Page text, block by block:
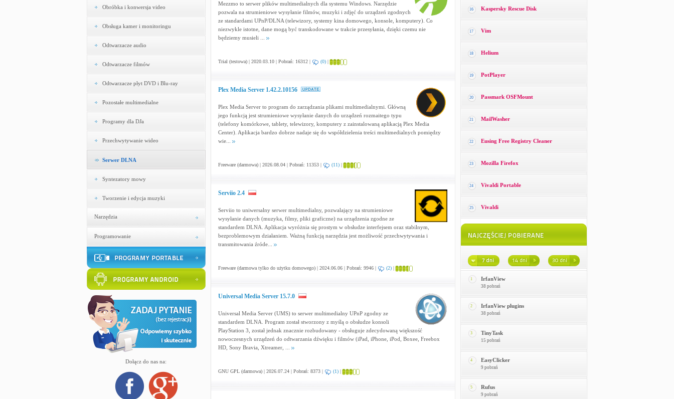
Obróbka i konwersja video
Obsługa kamer i monitoringu
Odtwarzacze audio
Odtwarzacze filmów
Odtwarzacze płyt DVD i Blu-ray
Pozostałe multimedialne
Programy dla DJa
Przechwytywanie wideo
Serwer DLNA
Syntezatory mowy
Tworzenie i edycja muzyki
Narzędzia
Programowanie
Dołącz do nas na:
Mezzmo to serwer plików multimedialnych dla systemu Windows. Narzędzie
pozwala na strumieniowe wysyłanie filmów, muzyki i zdjęć do urządzeń zgodnych
ze standardami UPnP/DLNA (telewizory, systemy kina domowego, konsole, komputery). Co
niezwykle istotne, dane mogą być transkodowane w trakcie przesyłania, dzięki czemu nie
będziemy musieli ...
Trial (testowa) | 2020.03.10 | Pobrań: 16312 | (0)|
Plex Media Server 1.42.2.10156
Plex Media Server to program do zarządzania plikami multimedialnymi. Główną
jego funkcją jest strumieniowe wysyłanie danych do urządzeń rozmaitego typu
(telefony komórkowe, tablety, telewizory, komputery z zainstalowaną aplikacją Plex Media
Center). Aplikacja bardzo dobrze nadaje się do współdzielenia treści multimedialnych pomiędzy
wie...
Freeware (darmowa) | 2026.08.04 | Pobrań: 11353 | (11)|
Serviio 2.4
Serviio to uniwersalny serwer multimedialny, pozwalający na strumieniowe
wysyłanie danych (muzyka, filmy, pliki graficzne) na urządzenia zgodne ze
standardem DLNA. Aplikacja wyróżnia się prostym w obsłudze interfejsem oraz stabilnym,
bezproblemowym działaniem. Ważną funkcją narzędzia jest możliwość przechwytywania i
transmitowania źróde...
Freeware (darmowa tylko do użytku domowego) | 2024.06.06 | Pobrań: 9946 | (2)|
Universal Media Server 15.7.0
Universal Media Server (UMS) to serwer multimedialny UPnP zgodny ze
standardem DLNA. Program został stworzony z myślą o obsłudze konsoli
PlayStation 3, został jednak znacznie rozbudowany - obsługuje zdecydowaną większość
nowoczesnych urządzeń do odtwarzania dźwięku i filmów (iPad, iPhone, iPod, Boxee, Freebox
HD, Sony Bravia, Xtreamer, ...
GNU GPL (darmowa) | 2026.07.24 | Pobrań: 8373 | (1)|
16 Kaspersky Rescue Disk
17 Vim
18 Helium
19 PotPlayer
20 Passmark OSFMount
21 MailWasher
22 Eusing Free Registry Cleaner
23 Mozilla Firefox
24 Vivaldi Portable
25 Vivaldi
1 IrfanView
38 pobrań
2 IrfanView plugins
38 pobrań
3 TinyTask
15 pobrań
4 EasyClicker
9 pobrań
5 Rufus
9 pobrań